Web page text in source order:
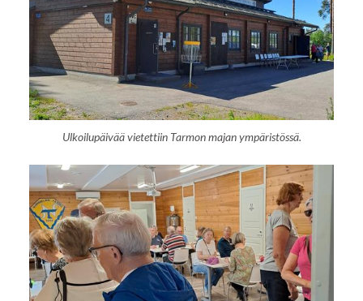
Ulkoilupäivää vietettiin Tarmon majan ympäristössä.